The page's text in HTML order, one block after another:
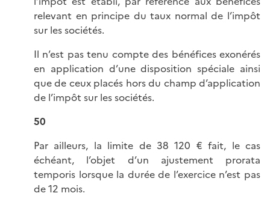
relevant en principe du taux normal de l’impôt
sur les sociétés.
Il n’est pas tenu compte des bénéfices exonérés
en application d’une disposition spéciale ainsi
que de ceux placés hors du champ d’application
de l’impôt sur les sociétés.
50
Par ailleurs, la limite de 38 120 € fait, le cas
échéant, l’objet d’un ajustement prorata
temporis lorsque la durée de l’exercice n’est pas
de 12 mois.